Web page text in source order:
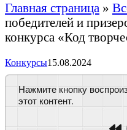
Главная страница »
победителей и
конкурса «Код
Конкурсы15.08.2024
Нажмите кнопку воспроизведения, чтобы прослушать
этот контент.